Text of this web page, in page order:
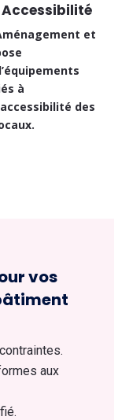
Accessibilité
et
à
des
vos
aux